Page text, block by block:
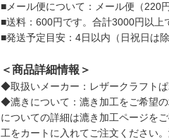
■メール便について：メール便（220
■送料：600円です。合計3000円以上
■発送予定目安：4日以内（日祝日は除
＜商品詳細情報＞
◆取扱いメーカー：レザークラフトぱ
◆漉きについて：漉き加工をご希望
についての詳細は漉き加工ページを
工をカートに入れてご注文ください